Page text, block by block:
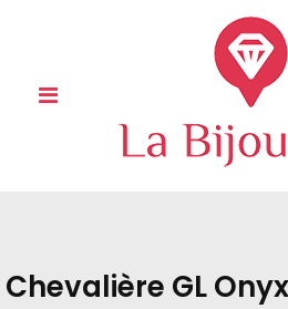
Chevalière GL